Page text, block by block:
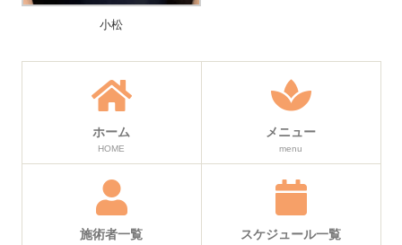
小松
ホーム
HOME
メニュー
menu
施術者一覧 スケジュール一覧